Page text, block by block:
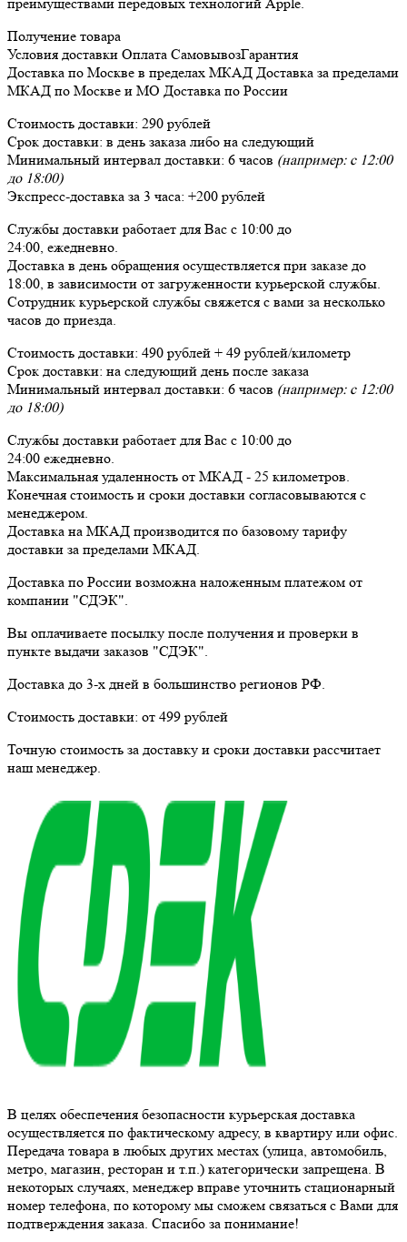
Получение товара
Условия доставки Оплата СамовывозГарантия
Доставка по Москве в пределах МКАД Доставка за пределами
МКАД по Москве и МО Доставка по России
Стоимость доставки: 290 рублей
Срок доставки: в день заказа либо на следующий
Минимальный интервал доставки: 6 часов (например: с 12:00
до 18:00)
Экспресс-доставка за 3 часа: +200 рублей
Службы доставки работает для Вас с 10:00 до
24:00, ежедневно
Доставка в день обращения осуществляется при заказе до
18:00, в зависимости от загруженности курьерской службы.
Сотрудник курьерской службы свяжется с вами за несколько
часов до приезда.
Стоимость доставки: 490 рублей + 49 рублей/километр
Срок доставки: на следующий день после заказа
Минимальный интервал доставки: 6 часов (например: с 12:00
до 18:00)
Службы доставки работает для Вас с 10:00 до
24:00 ежедневно
Максимальная удаленность от МКАД - 25 километров
Конечная стоимость и сроки доставки согласовываются с
менеджером.
Доставка на МКАД производится по базовому тарифу
доставки за пределами МКАД.
Доставка по России возможна наложенным платежом от
компании "СДЭК".
Вы оплачиваете посылку после получения и проверки в
пункте выдачи заказов "СДЭК".
Доставка до 3-х дней в большинство регионов РФ.
Стоимость доставки: от 499 рублей
Точную стоимость за доставку и сроки доставки рассчитает
наш менеджер.
В целях обеспечения безопасности курьерская доставка
осуществляется по фактическому адресу, в квартиру или офис.
Передача товара в любых других местах (улица, автомобиль,
метро, магазин, ресторан и т.п.) категорически запрещена. В
некоторых случаях, менеджер вправе уточнить стационарный
номер телефона, по которому мы сможем связаться с Вами для
подтверждения заказа. Спасибо за понимание!